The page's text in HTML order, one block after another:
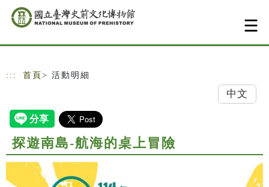
跳到主要內容
網站導覽
::: 首頁 > 活動明細
中文
探遊南島-航海的桌上冒險